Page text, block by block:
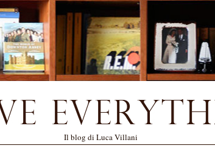
Il blog di Luca Villani
Vai al contenuto